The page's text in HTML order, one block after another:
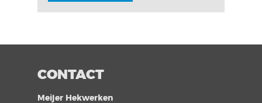
CONTACT
Meijer Hekwerken